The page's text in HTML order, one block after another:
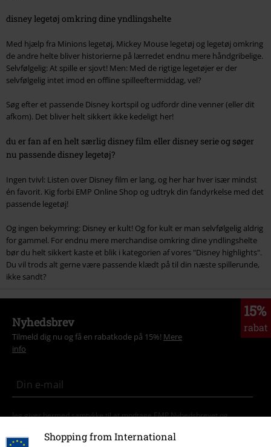
Shopping from International
disney legetøj omkring dine yndlingshelte
Med hjælp fra Minions legetøj, Mickey Mouse legetøj og legetøj omkring
de andre helte bliver historierne på lærredet endnu mere håndgribelige.
Selvfølgelig: At spille er sjovt! Men: Med de rigtige legetøjer er der
selvfølgelig intet imod en offline spilleeftermiddag, vel?
Søg efter et passende Disney kortspil og udfordr dine venner (eller dit
afkom). Det bliver helt sikkert ikke kedeligt her!
du er fan af en helt særlig disney film eller disney serie og søger
nu passende disney legetøj?
Ingen tvivl: Listen over Disney film er lang, og her har hver især mindst
én favorit. Kig forbi EMP Online Shop og udtryk din fandyrkelse med det
passende legetøj!
Og ingen bekymring: Disney er kult! Og for kult er man selvfølgelig aldrig
for gammel. For endnu mere merchandise omkring dine yndlingshelte
bør du helt sikkert kaste et blik i kategorien af vores "Disney highlights".
Du vil trods alt gerne være passende klædt på til din næste spillerunde,
ikke sandt?
15%
rabat
Nyhedsbrev
Tilmeld dig nu og få en rabatkode på 15%! Mere
info
Jeg giver hermed samtykke til at modtage EMP Nyhedsbrevet og
personoplysninger til at sende mig regelmæssige opdateringer om deres